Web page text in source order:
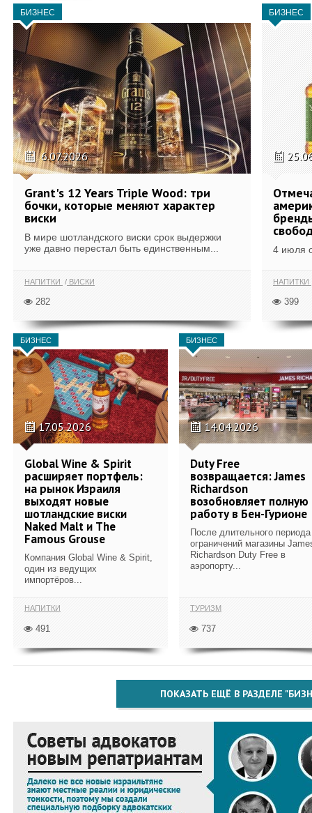
БИЗНЕС
6.07.2026
Grant's 12 Years Triple Wood: три
бочки, которые меняют характер
виски
В мире шотландского виски срок выдержки
уже давно перестал быть единственным...
НАПИТКИ ВИСКИ
282
БИЗНЕС
4 июля
НАПИТКИ
399
БИЗНЕС
17.05.2026
Global Wine & Spirit
расширяет портфель:
на рынок Израиля
выходят новые
шотландские виски
Naked Malt и The
Famous Grouse
Компания Global Wine & Spirit,
один из ведущих
импортёров...
НАПИТКИ
491
БИЗНЕС
14.04.2026
Duty Free
возвращается: James
Richardson
возобновляет полную
работу в Бен-Гурионе
После длительного периода
ограничений магазины
Richardson Duty Free в
аэропорту...
ТУРИЗМ
737
ПОКАЗАТЬ ЕЩЁ В РАЗДЕЛЕ